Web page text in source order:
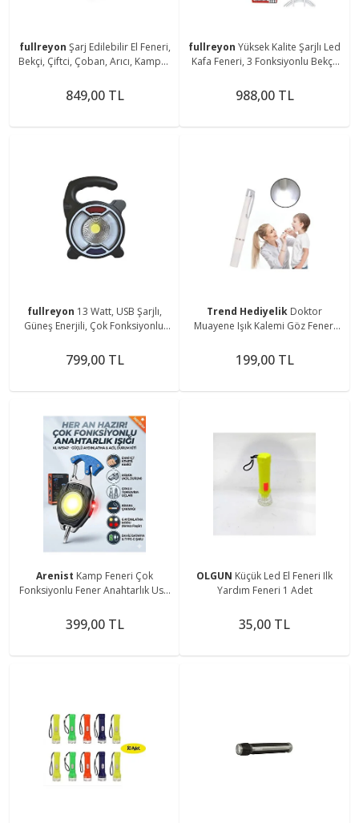
fullreyon Şarj Edilebilir El Feneri,
Bekçi, Çiftci, Çoban, Arıcı, Kampçı,
849,00 TL
fullreyon Yüksek Kalite Şarjlı Led
Kafa Feneri, 3 Fonksiyonlu Bekçi,
Feneri
988,00 TL
fullreyon 13 Watt, USB Şarjlı,
Güneş Enerjili, Çok Fonksiyonlu,
Kamp Feneri
799,00 TL
Trend Hediyelik Doktor
Muayene Işık Kalemi Göz Feneri
Kalemi Penlight
199,00 TL
Arenist Kamp Feneri Çok
Fonksiyonlu Fener Anahtarlık Usb
Tornavida Açacak
399,00 TL
OLGUN Küçük Led El Feneri Ilk
Yardım Feneri 1 Adet
35,00 TL